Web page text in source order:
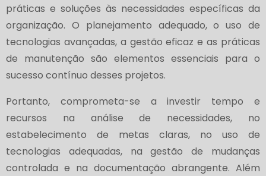
práticas e soluções às necessidades específicas da
organização. O planejamento adequado, o uso de
tecnologias avançadas, a gestão eficaz e as práticas
de manutenção são elementos essenciais para o
sucesso contínuo desses projetos.
Portanto, comprometa-se a investir tempo e
recursos na análise de necessidades, no
estabelecimento de metas claras, no uso de
tecnologias adequadas, na gestão de mudanças
controlada e na documentação abrangente. Além